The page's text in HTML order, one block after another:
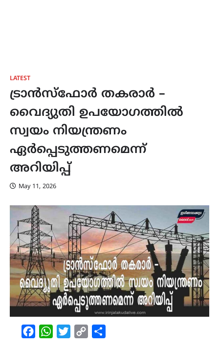
LATEST
ട്രാൻസ്ഫോർ തകരാർ –
വൈദ്യുതി ഉപയോഗത്തിൽ
സ്വയം നിയന്ത്രണം
ഏർപ്പെടുത്തണമെന്ന്
അറിയിപ്പ്
May 11, 2026
FacebookWhatsAppTwitterCopy